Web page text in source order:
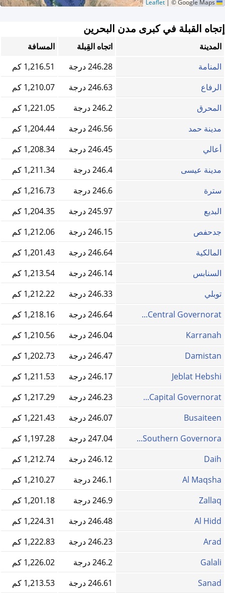
© Google Maps
إتجاه القبلة في كبرى مدن البحرين
المدينة اتجاه القِبلة
المسافة
المنامة
246.28 درجة
1,216.51 كم
الرفاع
246.63 درجة
1,210.07 كم
المحرق
246.2 درجة
1,221.05 كم
مدينة حمد
246.56 درجة
1,204.44 كم
أعالي
246.45 درجة
1,208.34 كم
مدينة عيسى
246.4 درجة
1,211.34 كم
سترة
246.6 درجة
1,216.73 كم
البديع
245.97 درجة
1,204.35 كم
جدحفص
246.15 درجة
1,212.06 كم
المالكية
246.64 درجة
1,201.43 كم
السنابس
246.14 درجة
1,213.54 كم
توبلي
246.33 درجة
1,212.22 كم
Central Governorat...
246.64 درجة
1,218.16 كم
Karranah
246.04 درجة
1,210.56 كم
Damistan
246.47 درجة
1,202.73 كم
Jeblat Hebshi
246.17 درجة
1,211.53 كم
Capital Governorat...
246.23 درجة
1,217.29 كم
Busaiteen
246.07 درجة
1,221.43 كم
Southern Governora...
247.04 درجة
1,197.28 كم
Daih
246.12 درجة
1,212.74 كم
Al Maqsha
246.1 درجة
1,210.27 كم
Zallaq
246.9 درجة
1,201.18 كم
Al Hidd
246.48 درجة
1,224.31 كم
Arad
246.23 درجة
1,222.83 كم
Galali
246.2 درجة
1,226.02 كم
Sanad
246.61 درجة
1,213.53 كم